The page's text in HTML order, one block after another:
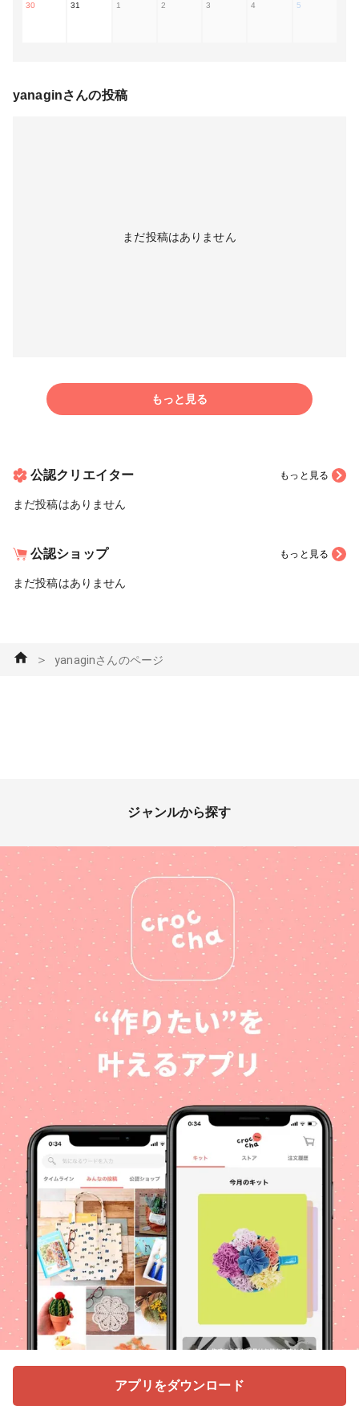
30 31 1 2 3 4 5
yanaginさんの投稿
まだ投稿はありません
もっと見る
公認クリエイター もっと見る
まだ投稿はありません
公認ショップ もっと見る
まだ投稿はありません
＞ yanaginさんのページ
ジャンルから探す
アプリをダウンロード